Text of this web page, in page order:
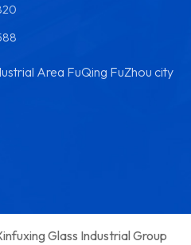
Area FuQing FuZhou city
Glass Industrial Group